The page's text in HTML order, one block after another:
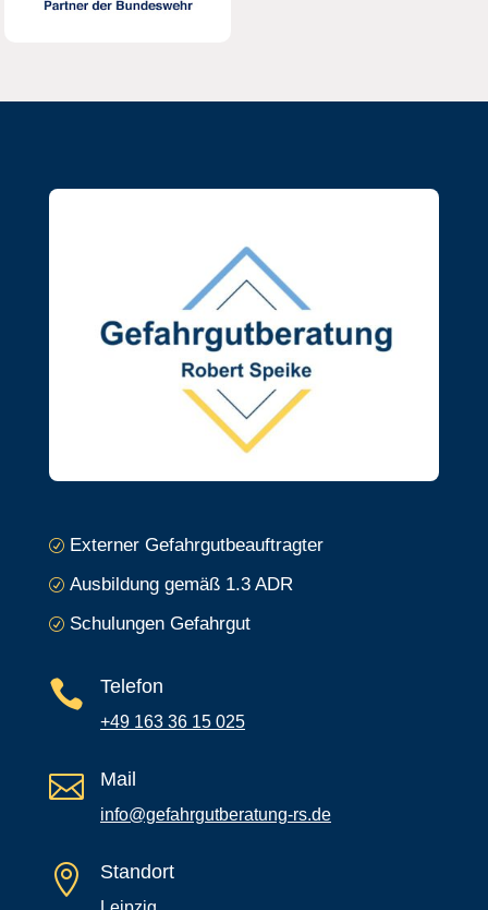
R Externer Gefahrgutbeauftragter
R Ausbildung gemäß 1.3 ADR
R Schulungen Gefahrgut
 Telefon
+49 163 36 15 025
 Mail
info@gefahrgutberatung-rs.de
 Standort